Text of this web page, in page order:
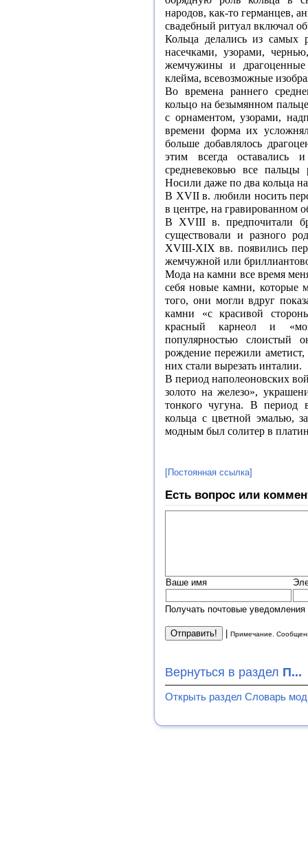
народов, как-то германцев,
свадебный ритуал включал
Кольца делались из самых
насечками, узорами,
жемчужины и
клейма, всевозможные
Во времена раннего
кольцо на безымянном
с орнаментом, узорами,
времени форма их
больше добавлялось
этим всегда
средневековью все
Носили даже по два кольца
В XVII в. любили носить
в центре, на гравированном
В XVIII в. предпочитали
существовали и разного
XVIII-XIX вв. появились
жемчужной или
Мода на камни все время
себя новые камни, которые
того, они могли вдруг
камни «с красивой
красный карнеол и
популярностью слоистый
рождение пережили
них стали вырезать инталии.
В период наполеоновских
золото на железо»,
тонкого чугуна. В период
кольца с цветной эмалью,
модным был солитер в
[Постоянная ссылка]
Есть вопрос или
Ваше имя
Получать почтовые
Примечание.
Вернуться в раздел П...
Открыть раздел Словарь